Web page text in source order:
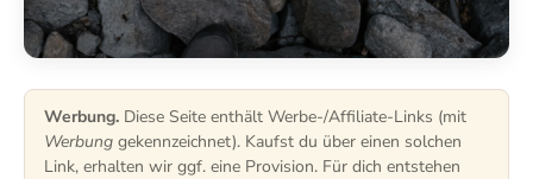
Werbung. Diese Seite enthält Werbe-/Affiliate-Links (mit
Werbung gekennzeichnet). Kaufst du über einen solchen
Link, erhalten wir ggf. eine Provision. Für dich entstehen